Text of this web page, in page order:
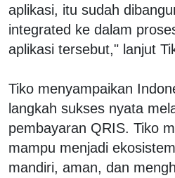
aplikasi, itu sudah
integrated ke dalam
aplikasi tersebut," lanjut
Tiko menyampaikan
langkah sukses nyata
pembayaran QRIS. Tiko
mampu menjadi
mandiri, aman, dan